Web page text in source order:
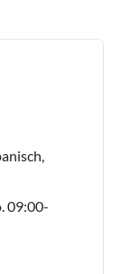
eine
09:00-